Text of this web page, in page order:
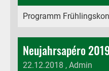
Programm
Neujahrsapéro
22.12.2018 , Admin